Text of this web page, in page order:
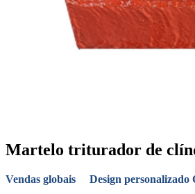
Martelo triturador de
Vendas globais Design personalizado